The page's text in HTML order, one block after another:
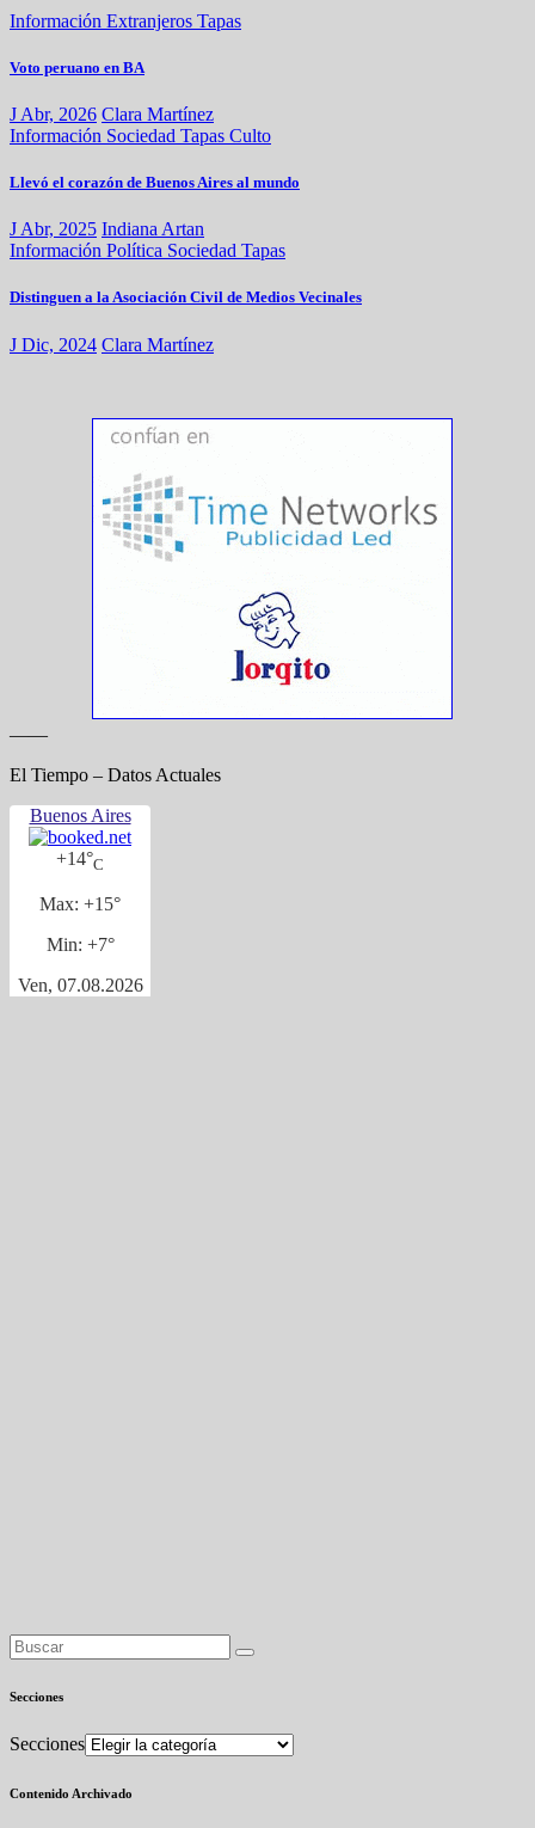
Información Extranjeros Tapas
Voto peruano en BA
J Abr, 2026 Clara Martínez
Información Sociedad Tapas Culto
Llevó el corazón de Buenos Aires al mundo
J Abr, 2025 Indiana Artan
Información Política Sociedad Tapas
Distinguen a la Asociación Civil de Medios Vecinales
J Dic, 2024 Clara Martínez
——
El Tiempo – Datos Actuales
Buenos Aires
+14°C
Max: +15°
Min: +7°
Ven, 07.08.2026
Secciones
Secciones
Contenido Archivado